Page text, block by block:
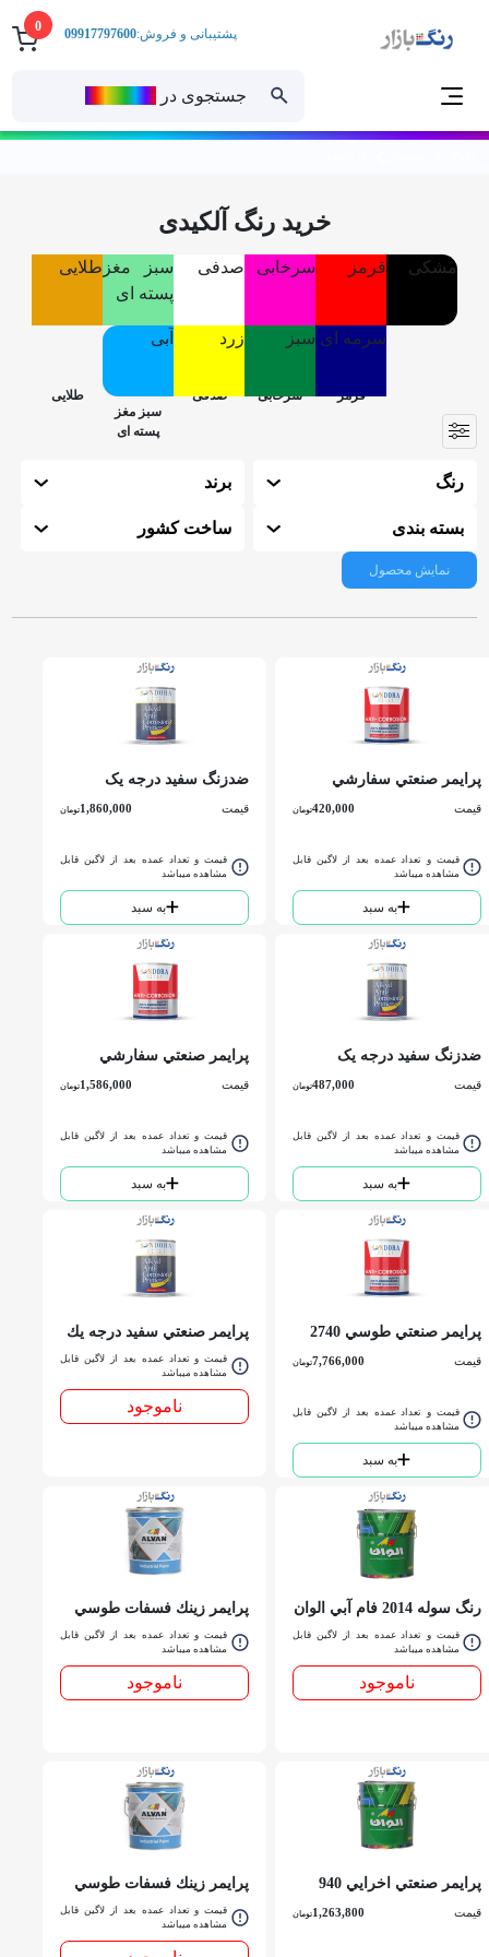
0
جستجوی در
پشتیبانی و فروش:09917797600
خرید رنگ آلکیدی
مشکی قرمز سرخابی صدفی
سبز مغز
پسته ای
طلایی
سرمه ای سبز زرد آبی
رنگ برند
بسته بندی ساخت کشور
نمایش محصول
پرايمر صنعتي سفارشي
قیمت 420,000تومان
قیمت و تعداد عمده بعد از لاگین قابل
مشاهده میباشد
به سبد
ضدزنگ سفيد درجه یک
قیمت 1,860,000تومان
قیمت و تعداد عمده بعد از لاگین قابل
مشاهده میباشد
به سبد
ضدزنگ سفيد درجه یک
قیمت 487,000تومان
قیمت و تعداد عمده بعد از لاگین قابل
مشاهده میباشد
به سبد
پرايمر صنعتي سفارشي
قیمت 1,586,000تومان
قیمت و تعداد عمده بعد از لاگین قابل
مشاهده میباشد
به سبد
پرايمر صنعتي طوسي 2740
قیمت 7,766,000تومان
قیمت و تعداد عمده بعد از لاگین قابل
مشاهده میباشد
به سبد
پرايمر صنعتي سفيد درجه يك
قیمت و تعداد عمده بعد از لاگین قابل
مشاهده میباشد
ناموجود
رنگ سوله 2014 فام آبي الوان
قیمت و تعداد عمده بعد از لاگین قابل
مشاهده میباشد
ناموجود
پرايمر زينك فسفات طوسي
آلكيدي الوان گالن
قیمت و تعداد عمده بعد از لاگین قابل
مشاهده میباشد
ناموجود
پرايمر صنعتي اخرايي 940
قیمت 1,263,800تومان
پرايمر زينك فسفات طوسي
2005 الوان حلبقیمت و تعداد عمده بعد از لاگین قابل
مشاهده میباشد